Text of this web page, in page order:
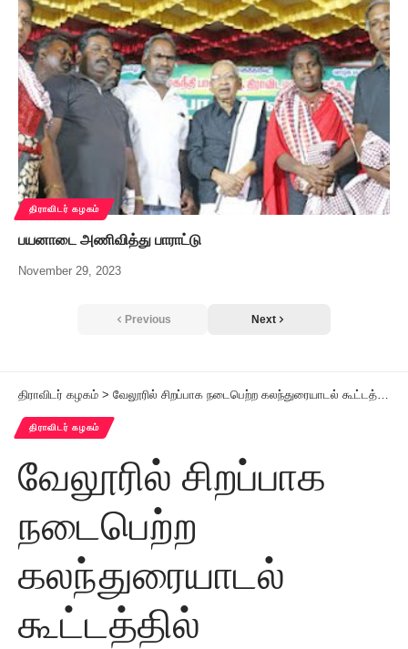
திராவிடர் கழகம்
பயனாடை அணிவித்து பாராட்டு
November 29, 2023
Previous Next
திராவிடர் கழகம் > வேலூரில் சிறப்பாக நடைபெற்ற கலந்துரையாடல் கூட்டத்தில் மாவட்டத்தின் சார்பில் 100 விடுதலை சந்தாக்களை வழங்க முடிவு
திராவிடர் கழகம்
வேலூரில் சிறப்பாக
நடைபெற்ற
கலந்துரையாடல்
கூட்டத்தில்